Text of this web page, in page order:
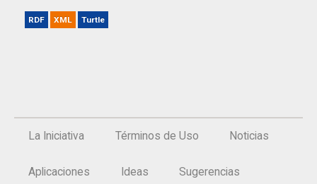
RDF XML Turtle
La Iniciativa Términos de Uso Noticias
Aplicaciones Ideas Sugerencias